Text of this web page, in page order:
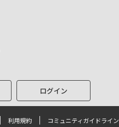
ログイン
利用規約 コミュニティガイドライン